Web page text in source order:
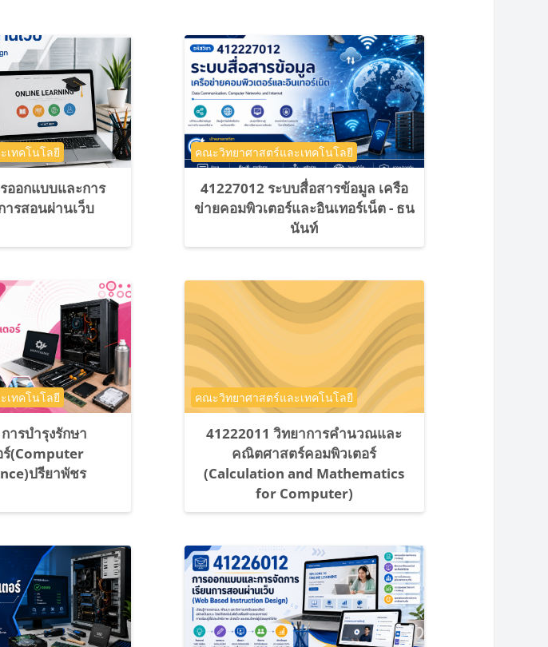
ออกแบบและการ
ารสอนผ่านเว็บ
เทคโนโลยี
41227012 ระบบสื่อสารข้อมูล เครือ
ข่ายคอมพิวเตอร์และอินเทอร์เน็ต - ธน
นันท์
ประเภทของรายวิชา
คณะวิทยาศาสตร์และเทคโนโลยี
ารบำรุงรักษา
ร์(Computer
ปรียาพัชร
เทคโนโลยี
41222011 วิทยาการคำนวณและ
คณิตศาสตร์คอมพิวเตอร์
(Calculation and Mathematics
for Computer)
ประเภทของรายวิชา
คณะวิทยาศาสตร์และเทคโนโลยี